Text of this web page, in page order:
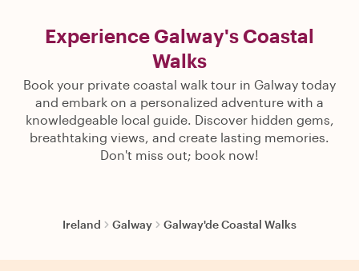
Experience Galway's Coastal
Walks
Book your private coastal walk tour in Galway today
and embark on a personalized adventure with a
knowledgeable local guide. Discover hidden gems,
breathtaking views, and create lasting memories.
Don't miss out; book now!
Ireland Galway Galway'de Coastal Walks